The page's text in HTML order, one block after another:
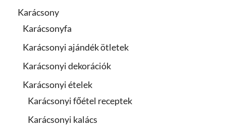
Karácsony
Karácsonyfa
Karácsonyi ajándék ötletek
Karácsonyi dekorációk
Karácsonyi ételek
Karácsonyi főétel receptek
Karácsonyi kalács